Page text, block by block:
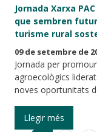
Jornada Xarxa
que sembren
turisme rural
09 de setembre de
Jornada per
agroecològics
noves oportunitats
Llegir més